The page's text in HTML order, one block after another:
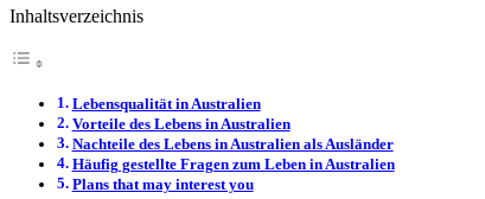
Inhaltsverzeichnis
Lebensqualität in Australien
Vorteile des Lebens in Australien
Nachteile des Lebens in Australien als Ausländer
Häufig gestellte Fragen zum Leben in Australien
Plans that may interest you